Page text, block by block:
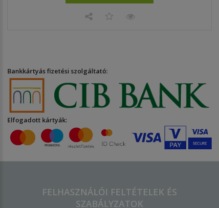
Bankkártyás fizetési szolgáltató:
Elfogadott kártyák:
FELHASZNÁLÓI FELTÉTELEK ÉS
SZABÁLYZATOK